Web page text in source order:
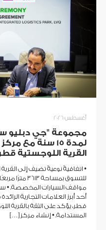
أغسطس 2026
مجموعة "جي دبليو
لمدة 15 سنة
القرية اللوجستية
• اتفاقيةٌ نوعيةٌ تضيف إلى
مواقف السيارات المخصصة. •
أحد أبرز العلامات التجارية
قطر، يؤكد على الثقة بالقرية
المستدامة. • إنشاء مركز […]